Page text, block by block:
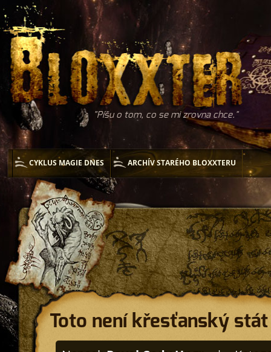
Píšu o tom, co se mi zrovna chce.
CYKLUS MAGIE DNES ARCHÍV STARÉHO BLOXXTERU
Toto není křesťanský